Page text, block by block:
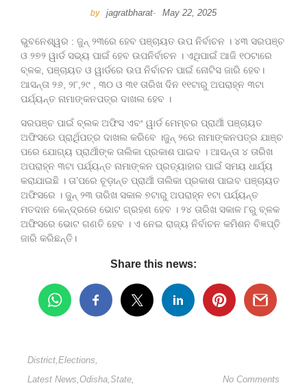
by jagratbharat- May 22, 2025
ଭୁବନେଶ୍ୱର : ଜୁନ୍ ୨୩ରେ ହେବ ପଞ୍ଚାୟତ ଉପ ନିର୍ବାଚନ । ୪୩ ସରପଞ୍ଚ
ଓ ୨୭୨ ୱାର୍ଡ ସଭ୍ୟ ପାଇଁ ହେବ ଉପନିର୍ବାଚନ । ଏଥିପାଇଁ ଆଜି ୧୦ଟାରେ
ବ୍ଳକ, ପଞ୍ଚାୟତ ଓ ୱାର୍ଡରେ ଉପ ନିର୍ବାଚନ ପାଇଁ ନୋଟିସ ଜାରି ହେବ।
ଆସନ୍ତା ୨୬, ୨୮,୨୯ , ୩୦ ଓ ୩୧ ତାରିଖ ଦିନ ୧୧ଟାରୁ ଅପରାହ୍ନ ୩ଟା
ପର୍ଯ୍ୟନ୍ତ ନାମାଙ୍କନପତ୍ର ଦାଖଲ ହେବ ।
ସରପଞ୍ଚ ପାଇଁ ବ୍ଲକ ଅଫିସ ଏବଂ ୱାର୍ଡ ମେମ୍ବର ପ୍ରାର୍ଥୀ ପଞ୍ଚାୟତ
ଅଫିସରେ ପ୍ରାର୍ଥିପତ୍ର ଦାଖଲ କରିବେ ।ଜୁନ୍ ୨ରେ ନାମାଙ୍କନପତ୍ର ଯାଞ୍ଚ
ପରେ ଯୋଗ୍ୟ ପ୍ରାର୍ଥୀଙ୍କ ତାଲିକା ପ୍ରକାଶ ପାଇବ । ଆସନ୍ତା ୪ ତାରିଖ
ଅପରାହ୍ନ ୩ଟା ପର୍ଯ୍ୟନ୍ତ ନାମାଙ୍କନ ପ୍ରତ୍ୟାହାର ପାଇଁ ସମୟ ଧାର୍ଯ୍ୟ
କରାଯାଇଛି । ତା’ପରେ ଚୂଡ଼ାନ୍ତ ପ୍ରାର୍ଥୀ ତାଲିକା ପ୍ରକାଶ ପାଇବ ପଞ୍ଚାୟତ
ଅଫିସରେ । ଜୁନ୍ ୨୩ ତାରିଖ ସକାଳ ୭ଟାରୁ ଅପରାହ୍ନ ୧ଟା ପର୍ଯ୍ୟନ୍ତ
ମତଦାନ କେନ୍ଦ୍ରରେ ଭୋଟ ଗ୍ରହଣ ହେବ । ୨୪ ତାରିଖ ସକାଳ ୮ରୁ ବ୍ଳକ
ଅଫିସରେ ଭୋଟ ଗଣତି ହେବ । ଏ ନେଇ ରାଜ୍ୟ ନିର୍ବାଚନ କମିଶନ ବିଜ୍ଞପ୍ତି
ଜାରି କରିଛନ୍ତି।
Share this news:
District Elections
Latest News Odisha State No Comments